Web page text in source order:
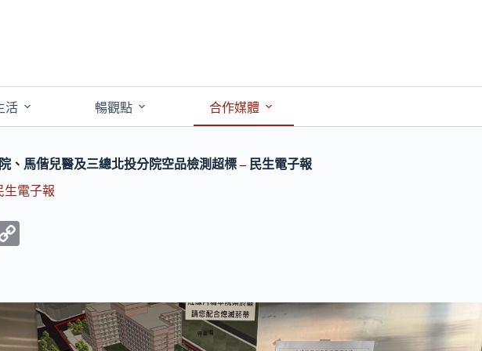
活 暢觀點 合作媒體
、馬偕兒醫及三總北投分院空品檢測超標 – 民生電子報
生電子報
y
Li